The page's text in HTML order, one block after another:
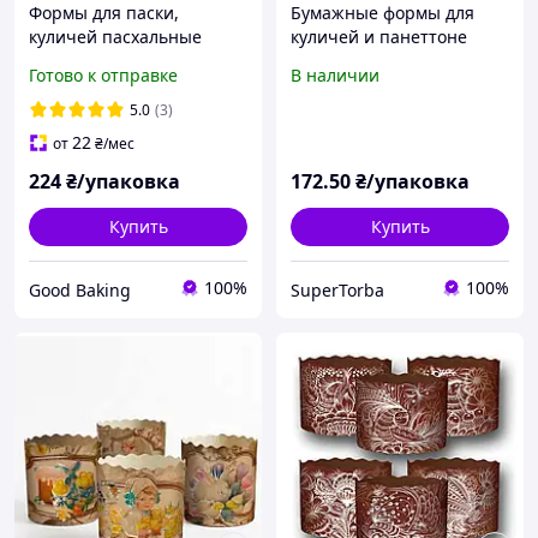
Формы для паски,
куличей пасхальные
серия, серебристые
узоры / 50 шт/уп
Готово к отправке
5.0 (3)
от22₴/мес
224₴/упаковка
Купить
Good Baking 100%
Бумажные формы для
куличей и панеттоне
(объем 100 грамм)
В наличии
172.50₴/упаковка
Купить
SuperTorba 100%